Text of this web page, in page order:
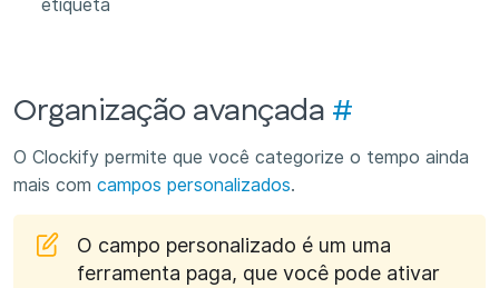
etiqueta
Organização avançada #
O Clockify permite que você categorize o tempo ainda
mais com campos personalizados.
O campo personalizado é um uma
ferramenta paga, que você pode ativar